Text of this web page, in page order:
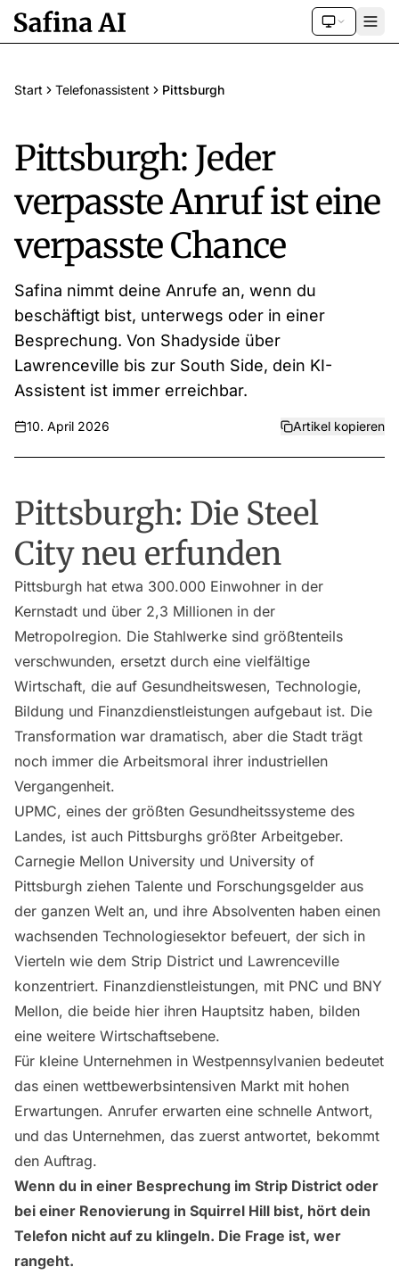
Start Telefonassistent Pittsburgh
Pittsburgh: Jeder
verpasste Anruf ist eine
verpasste Chance
Safina nimmt deine Anrufe an, wenn du
beschäftigt bist, unterwegs oder in einer
Besprechung. Von Shadyside über
Lawrenceville bis zur South Side, dein KI-
Assistent ist immer erreichbar.
10. April 2026 Artikel kopieren
Pittsburgh: Die Steel
City neu erfunden
Pittsburgh hat etwa 300.000 Einwohner in der
Kernstadt und über 2,3 Millionen in der
Metropolregion. Die Stahlwerke sind größtenteils
verschwunden, ersetzt durch eine vielfältige
Wirtschaft, die auf Gesundheitswesen, Technologie,
Bildung und Finanzdienstleistungen aufgebaut ist. Die
Transformation war dramatisch, aber die Stadt trägt
noch immer die Arbeitsmoral ihrer industriellen
Vergangenheit.
UPMC, eines der größten Gesundheitssysteme des
Landes, ist auch Pittsburghs größter Arbeitgeber.
Carnegie Mellon University und University of
Pittsburgh ziehen Talente und Forschungsgelder aus
der ganzen Welt an, und ihre Absolventen haben einen
wachsenden Technologiesektor befeuert, der sich in
Vierteln wie dem Strip District und Lawrenceville
konzentriert. Finanzdienstleistungen, mit PNC und BNY
Mellon, die beide hier ihren Hauptsitz haben, bilden
eine weitere Wirtschaftsebene.
Für kleine Unternehmen in Westpennsylvanien bedeutet
das einen wettbewerbsintensiven Markt mit hohen
Erwartungen. Anrufer erwarten eine schnelle Antwort,
und das Unternehmen, das zuerst antwortet, bekommt
den Auftrag.
Wenn du in einer Besprechung im Strip District oder
bei einer Renovierung in Squirrel Hill bist, hört dein
Telefon nicht auf zu klingeln. Die Frage ist, wer
rangeht.